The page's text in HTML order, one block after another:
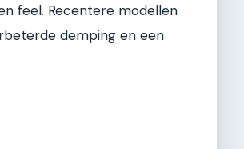
feel. Recentere modellen
demping en een